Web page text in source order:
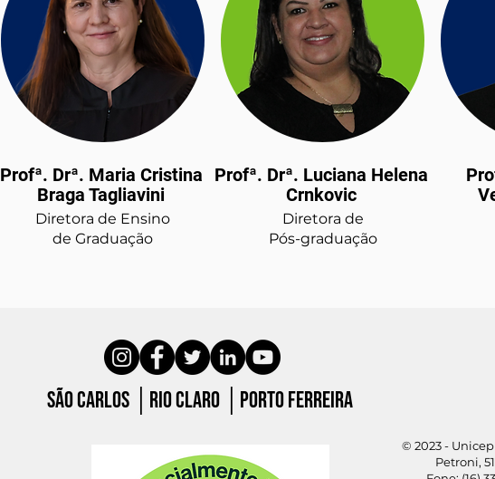
Profª. Drª. Maria Cristina
Braga Tagliavini
Diretora de Ensino
de Graduação
Profª. Drª. Luciana Helena
Crnkovic
Diretora de
Pós-graduação
São carlos │Rio claro │porto ferreira
© 2023 -
Petroni,